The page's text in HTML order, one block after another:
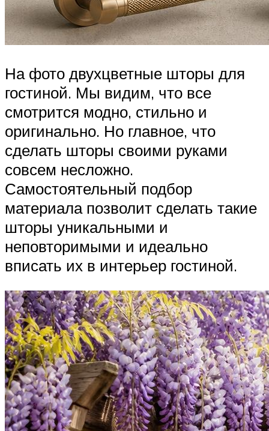
На фото двухцветные шторы для
гостиной. Мы видим, что все
смотрится модно, стильно и
оригинально. Но главное, что
сделать шторы своими руками
совсем несложно.
Самостоятельный подбор
материала позволит сделать такие
шторы уникальными и
неповторимыми и идеально
вписать их в интерьер гостиной.